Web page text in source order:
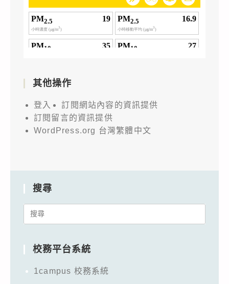
其他操作
登入
訂閱網站內容的資訊提供
訂閱留言的資訊提供
WordPress.org 台灣繁體中文
搜尋
Search
校務平台系統
1campus 校務系統